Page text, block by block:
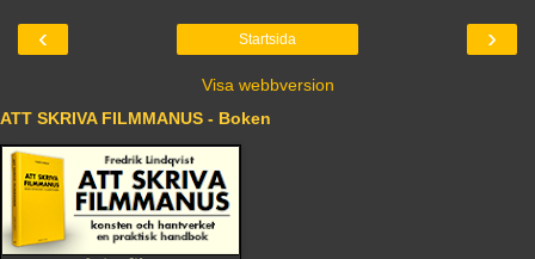
‹ ›
Startsida
Visa webbversion
ATT SKRIVA FILMMANUS - Boken